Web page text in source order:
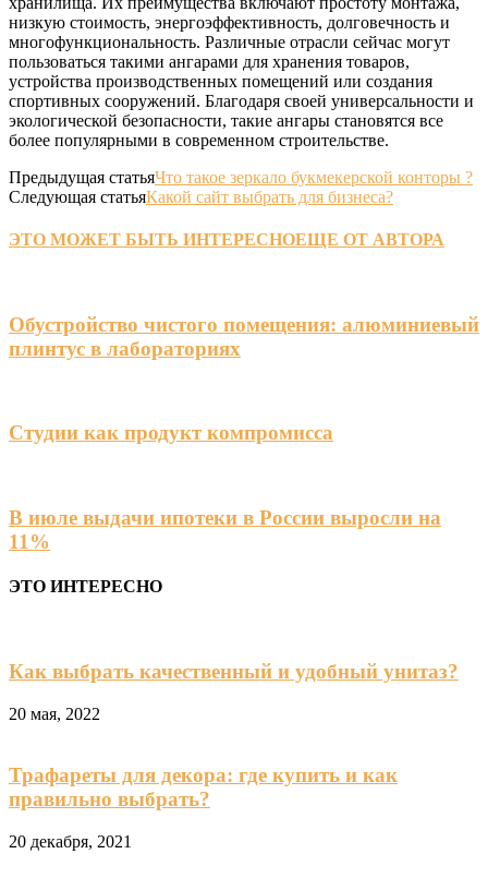
низкую стоимость, энергоэффективность, долговечность и
многофункциональность. Различные отрасли сейчас могут
пользоваться такими ангарами для хранения товаров,
устройства производственных помещений или создания
спортивных сооружений. Благодаря своей универсальности и
экологической безопасности, такие ангары становятся все
более популярными в современном строительстве.
Предыдущая статьяЧто такое зеркало букмекерской конторы ?
Следующая статьяКакой сайт выбрать для бизнеса?
ЭТО МОЖЕТ БЫТЬ ИНТЕРЕСНОЕЩЕ ОТ АВТОРА
Обустройство чистого помещения: алюминиевый
плинтус в лабораториях
Студии как продукт компромисса
В июле выдачи ипотеки в России выросли на
11%
ЭТО ИНТЕРЕСНО
Как выбрать качественный и удобный унитаз?
20 мая, 2022
Трафареты для декора: где купить и как
правильно выбрать?
20 декабря, 2021